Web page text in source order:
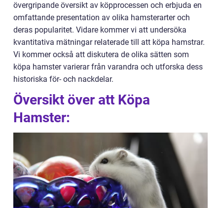
övergripande översikt av köpprocessen och erbjuda en
omfattande presentation av olika hamsterarter och
deras popularitet. Vidare kommer vi att undersöka
kvantitativa mätningar relaterade till att köpa hamstrar.
Vi kommer också att diskutera de olika sätten som
köpa hamster varierar från varandra och utforska dess
historiska för- och nackdelar.
Översikt över att Köpa
Hamster: